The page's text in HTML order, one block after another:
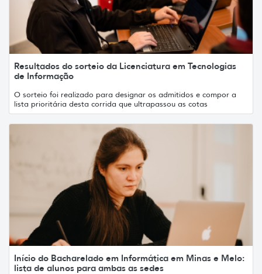
Resultados do sorteio da Licenciatura em Tecnologias
de Informação
O sorteio foi realizado para designar os admitidos e compor a
lista prioritária desta corrida que ultrapassou as cotas
Início do Bacharelado em Informática em Minas e Melo:
lista de alunos para ambas as sedes